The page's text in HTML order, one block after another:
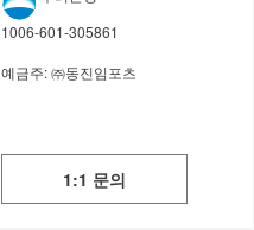
1006-601-305861
예금주:㈜동진임포츠
1:1 문의